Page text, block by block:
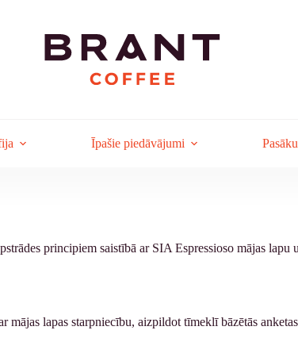
Īpašie piedāvājumi
principiem saistībā ar SIA Espressioso mājas
lapas starpniecību, aizpildot tīmeklī bāzētās